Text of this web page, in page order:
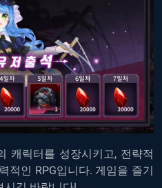
캐릭터를 성장시키고, 전략적
적인 RPG입니다. 게임을 즐기